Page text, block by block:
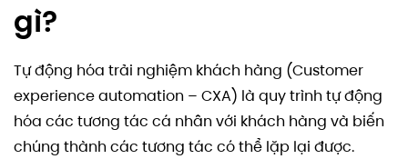
gì?
Tự động hóa trải nghiệm khách hàng (Customer
experience automation – CXA) là quy trình tự động
hóa các tương tác cá nhân với khách hàng và biến
chúng thành các tương tác có thể lặp lại được.